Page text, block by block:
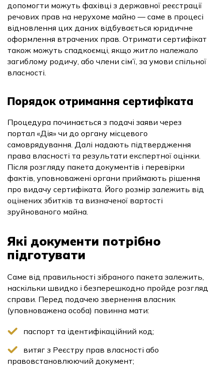
допомогти можуть фахівці з державної реєстрації
речових прав на нерухоме майно — саме в процесі
відновлення цих даних відбувається юридичне
оформлення втрачених прав. Отримати сертифікат
також можуть спадкоємці, якщо житло належало
загиблому родичу, або члени сім’ї, за умови спільної
власності.
Порядок отримання сертифіката
Процедура починається з подачі заяви через
портал «Дія» чи до органу місцевого
самоврядування. Далі надають підтвердження
права власності та результати експертної оцінки.
Після розгляду пакета документів і перевірки
фактів, уповноважені органи приймають рішення
про видачу сертифіката. Його розмір залежить від
оцінених збитків та визначеної вартості
зруйнованого майна.
Які документи потрібно
підготувати
Саме від правильності зібраного пакета залежить,
наскільки швидко і безперешкодно пройде розгляд
справи. Перед подачею звернення власник
(уповноважена особа) повинна мати:
паспорт та ідентифікаційний код;
витяг з Реєстру прав власності або
правовстановлюючий документ;